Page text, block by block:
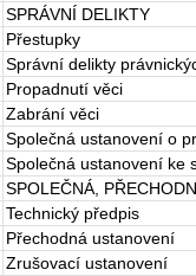
SPRÁVNÍ DELIKTY
Přestupky
Správní delikty
Propadnutí věci
Zabrání věci
Společná ustanovení o
Společná ustanovení ke
SPOLEČNÁ,
Technický předpis
Přechodná ustanovení
Zrušovací ustanovení